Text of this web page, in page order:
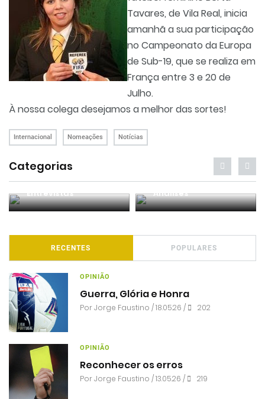
Tavares, de Vila Real, inicia
amanhã a sua participação
no Campeonato da Europa
de Sub-19, que se realiza em
França entre 3 e 20 de
Julho.
À nossa colega desejamos a melhor das sortes!
Internacional Nomeações Notícias
Categorias
Entrevistas Análises
RECENTES POPULARES
OPINIÃO
Guerra, Glória e Honra
PorJorge Faustino / 18.05.26 / 202
OPINIÃO
Reconhecer os erros
PorJorge Faustino / 13.05.26 / 219